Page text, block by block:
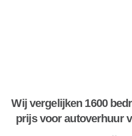
Wij vergelijken 1600
prijs voor autoverhuur